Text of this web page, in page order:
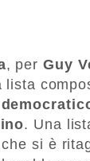
, perGuy
lista
. Una
si è